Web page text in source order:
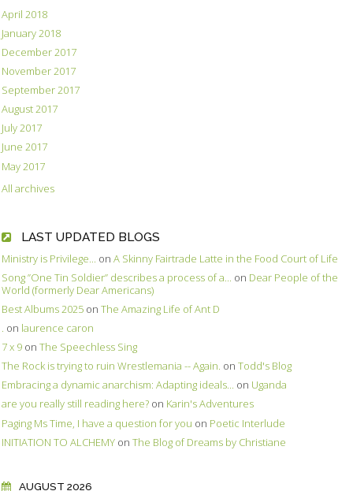
April 2018
January 2018
December 2017
November 2017
September 2017
August 2017
July 2017
June 2017
May 2017
All archives
LAST UPDATED BLOGS
Ministry is Privilege... on A Skinny Fairtrade Latte in the Food Court of Life
Song ”One Tin Soldier” describes a process of a... on Dear People of the
World (formerly Dear Americans)
Best Albums 2025 on The Amazing Life of Ant D
. on laurence caron
7 x 9 on The Speechless Sing
The Rock is trying to ruin Wrestlemania -- Again. on Todd's Blog
Embracing a dynamic anarchism: Adapting ideals... on Uganda
are you really still reading here? on Karin's Adventures
Paging Ms Time, I have a question for you on Poetic Interlude
INITIATION TO ALCHEMY on The Blog of Dreams by Christiane
AUGUST 2026